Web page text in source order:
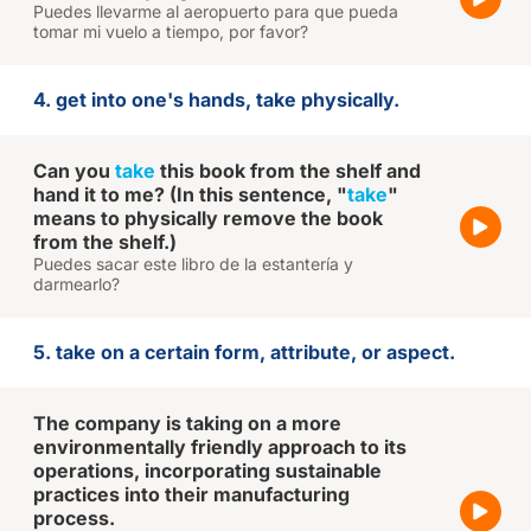
Puedes llevarme al aeropuerto para que pueda
tomar mi vuelo a tiempo, por favor?
4. get into one's hands, take physically.
Can you take this book from the shelf and
hand it to me? (In this sentence, "take"
means to physically remove the book
from the shelf.)
Puedes sacar este libro de la estantería y
darmearlo?
5. take on a certain form, attribute, or aspect.
The company is taking on a more
environmentally friendly approach to its
operations, incorporating sustainable
practices into their manufacturing
process.